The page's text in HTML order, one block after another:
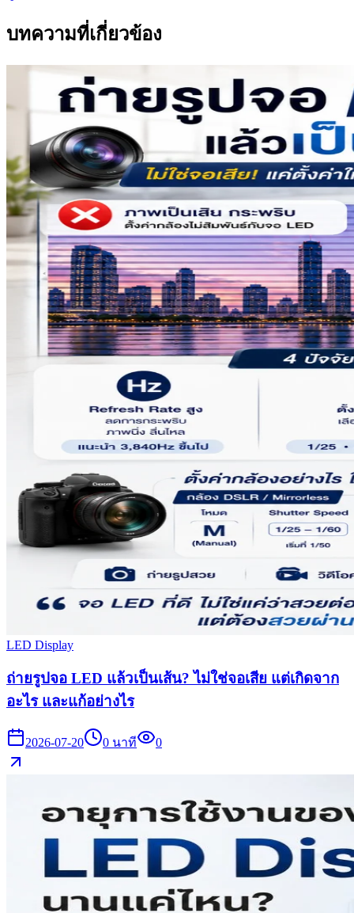
บทความที่เกี่ยวข้อง
LED Display
ถ่ายรูปจอ LED แล้วเป็นเส้น? ไม่ใช่จอเสีย แต่เกิดจาก
อะไร และแก้อย่างไร
2026-07-20 0 นาที 0